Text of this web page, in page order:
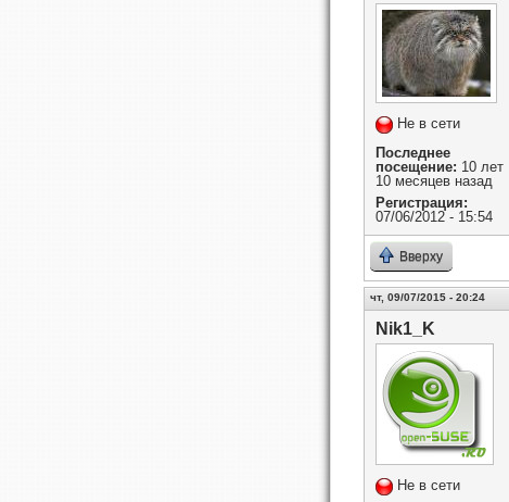
Не в сети
Последнее
посещение: 10 лет
10 месяцев назад
Регистрация:
07/06/2012 - 15:54
Вверху
чт, 09/07/2015 - 20:24
Nik1_K
Не в сети